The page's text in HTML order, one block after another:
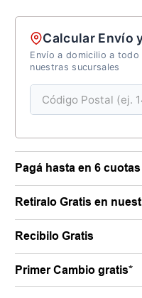
Calcular Envío
Envío a domicilio a
nuestras sucursales
Pagá hasta en 6
Retiralo Gratis en
Recibilo Gratis
Primer Cambio gratis*